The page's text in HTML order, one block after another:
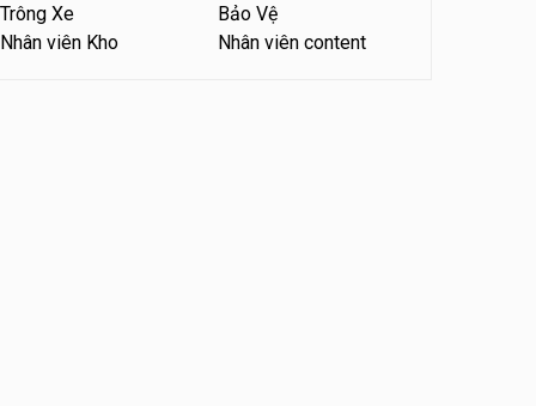
Tuyển nhân viên phụ quán ăn
– hỗ trợ ăn ở
Trông Xe
Bảo Vệ
Nhân viên Kho Nhân viên content